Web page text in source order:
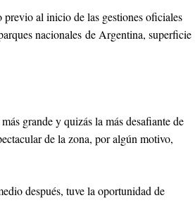
al inicio de las gestiones oficiales
nacionales de Argentina, superficie
grande y quizás la más desafiante de
de la zona, por algún motivo,
después, tuve la oportunidad de